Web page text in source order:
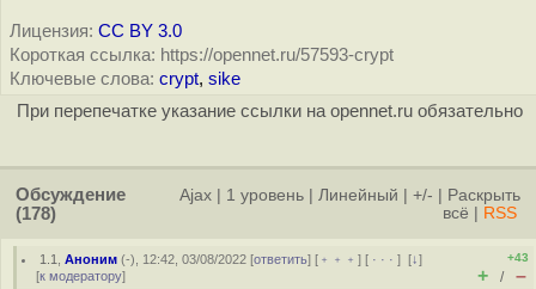
Лицензия: CC BY 3.0
Короткая ссылка: https://opennet.ru/57593-crypt
Ключевые слова: crypt, sike
При перепечатке указание ссылки на opennet.ru обязательно
Обсуждение
(178)
Ajax 1 уровень Линейный +/-
Раскрыть
всё
RSS
1.1 ,Аноним (-), 12:42, 03/08/2022 [ответить] [ ﹢﹢﹢] [ · · ·][↓]
[к модератору]
+43
+ / –